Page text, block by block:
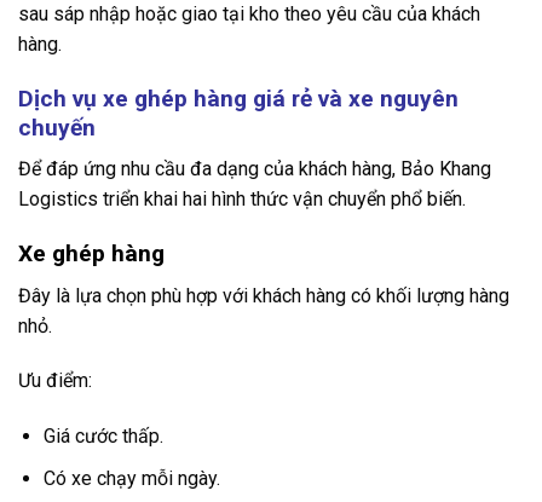
sau sáp nhập hoặc giao tại kho theo yêu cầu của khách
hàng.
Dịch vụ xe ghép hàng giá rẻ và xe nguyên
chuyến
Để đáp ứng nhu cầu đa dạng của khách hàng, Bảo Khang
Logistics triển khai hai hình thức vận chuyển phổ biến.
Xe ghép hàng
Đây là lựa chọn phù hợp với khách hàng có khối lượng hàng
nhỏ.
Ưu điểm:
Giá cước thấp.
Có xe chạy mỗi ngày.